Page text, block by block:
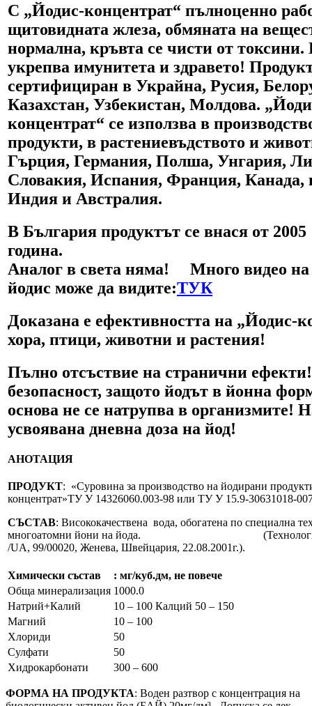
С „Йодис-концентрат“ пълноценно
щитовидната жлеза, обмяната на
нормална, кръвта се чисти от токсини.
укрепва имунитета и здравето!
сертифициран в Украйна, Русия,
Казахстан, Узбекистан, Молдова.
концентрат“ се използва в
продукти, в растениевъдството и
Гърция, Германия, Полша, Унгария,
Словакия, Испания, Франция, Канада,
Индия и Австралия.
В България продуктът се внася от 2005
година.
Аналог в света няма! Много видео на
йодис може да видите:ТУК
Доказана е ефективността на „Йодис-
хора, птици, животни и растения!
Пълно отсъствие на странични
безопасност, защото йодът в йонна
основа не се натрупва в организмите!
усвоявана дневна доза на йод!
АНОТАЦИЯ
ПРОДУКТ: «Суровина за производство на йодирани
концентрат»ТУ У 14326060.003-98 или ТУ У 15.9-30631018-
СЪСТАВ: Висококачествена вода, обогатена по специална
многоатомни йони на йода.
/UA, 99/00020, Женева, Швейцария, 22.08.2001г.).
Химически състав
: мг/куб.дм, не повече
Обща минерализация 1000.0
Натрий+Калий
10 – 100 Калций 50 – 150
Магний
10 – 100
Хлориди
50
Сулфати
50
Хидрокарбонати
300 – 600
ФОРМА НА ПРОДУКТА: Воден разтвор с концентрация на